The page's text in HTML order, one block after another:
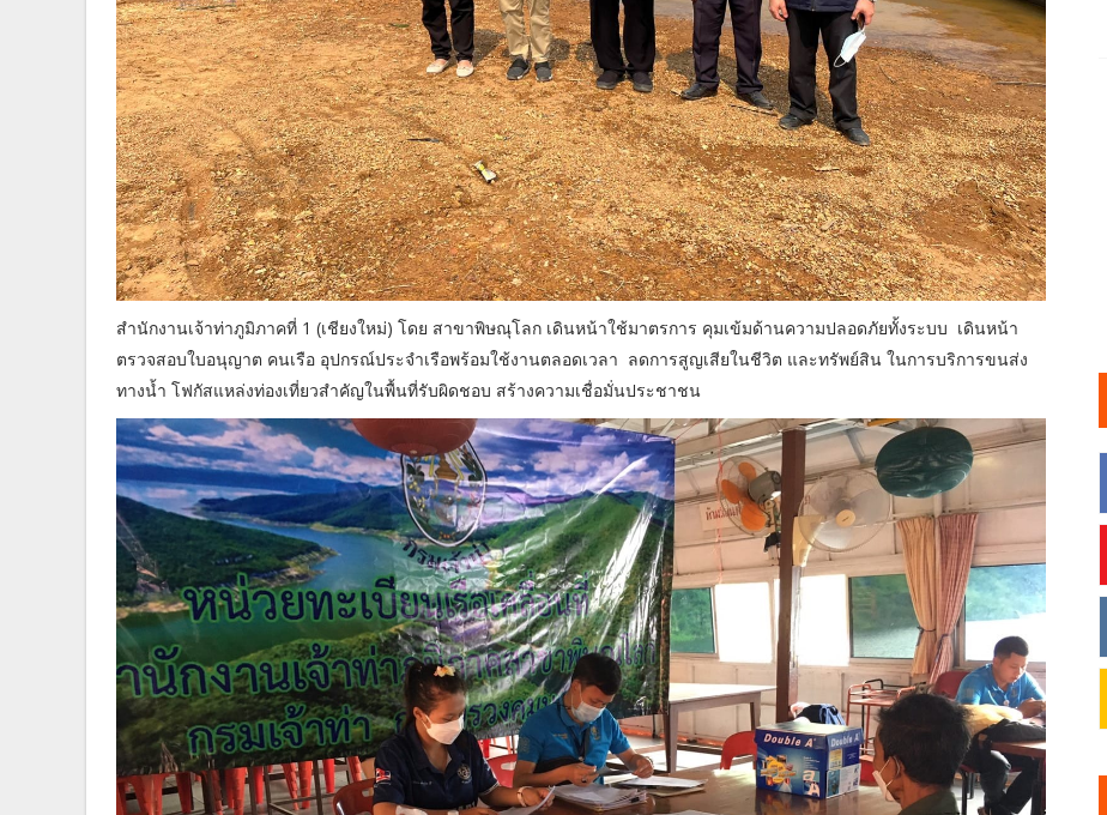
สำนักงานเจ้าท่าภูมิภาคที่ 1 (เชียงใหม่) โดย สาขาพิษณุโลก เดินหน้าใช้มาตรการ คุมเข้มด้านความปลอดภัยทั้งระบบ เดินหน้า
ตรวจสอบใบอนุญาต คนเรือ อุปกรณ์ประจำเรือพร้อมใช้งานตลอดเวลา ลดการสูญเสียในชีวิต และทรัพย์สิน ในการบริการขนส่ง
ทางน้ำ โฟกัสแหล่งท่องเที่ยวสำคัญในพื้นที่รับผิดชอบ สร้างความเชื่อมั่นประชาชน